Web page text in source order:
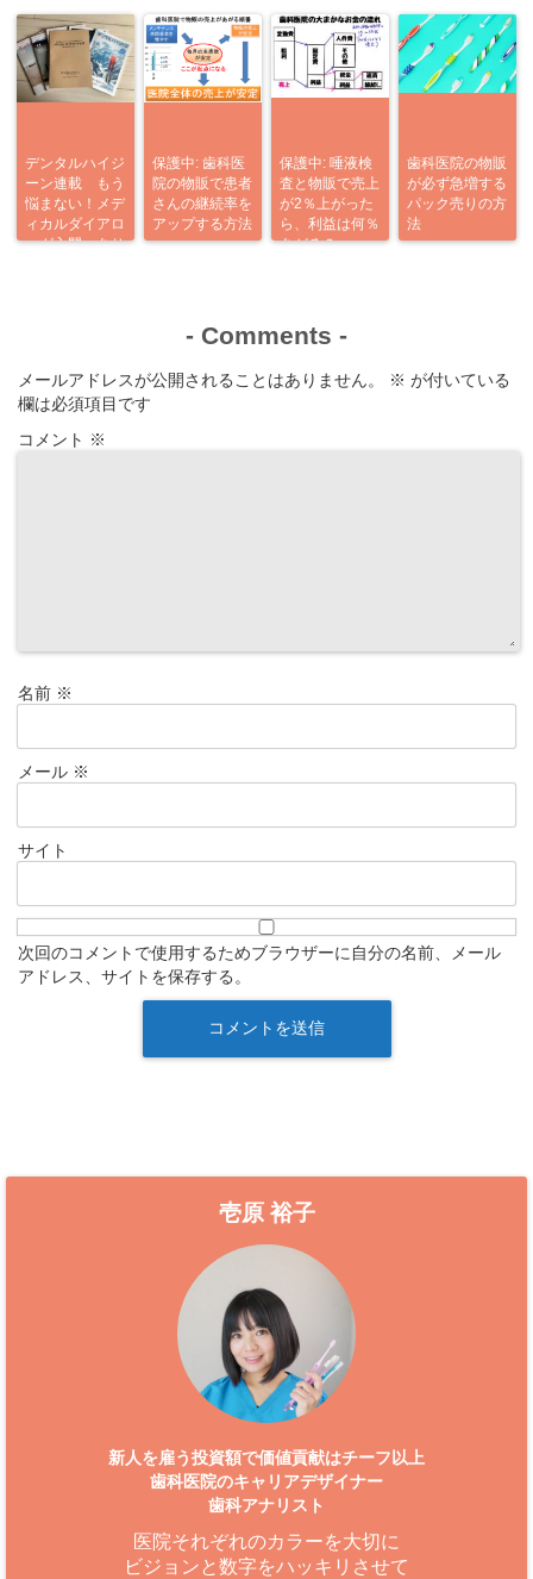
デンタルハイジ
ーン連載 もう
悩まない！メデ
ィカルダイアロ
ーグ入門 あり
保護中: 歯科医
院の物販で患者
さんの継続率を
アップする方法
保護中: 唾液検
査と物販で売上
が2％上がった
ら、利益は何％
あがる？
歯科医院の物販
が必ず急増する
パック売りの方
法
- Comments -
メールアドレスが公開されることはありません。 ※ が付いている
欄は必須項目です
コメント ※
名前 ※
メール ※
サイト
次回のコメントで使用するためブラウザーに自分の名前、メール
アドレス、サイトを保存する。
壱原 裕子
新人を雇う投資額で価値貢献はチーフ以上
歯科医院のキャリアデザイナー
歯科アナリスト
医院それぞれのカラーを大切に
ビジョンと数字をハッキリさせて